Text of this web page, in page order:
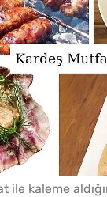
ile kaleme